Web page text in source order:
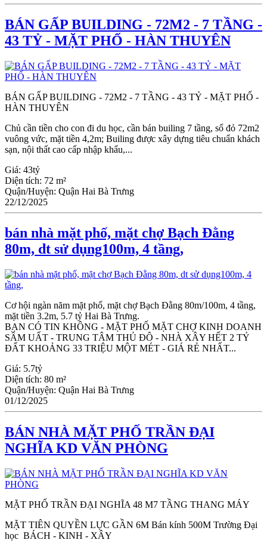
BÁN GẤP BUILDING - 72M2 - 7 TẦNG -
43 TỶ - MẶT PHỐ - HÀN THUYÊN
BÁN GẤP BUILDING - 72M2 - 7 TẦNG - 43 TỶ - MẶT PHỐ -
HÀN THUYÊN
Chủ cần tiền cho con đi du học, cần bán builing 7 tầng, sổ đỏ 72m2
vuông vức, mặt tiền 4,2m; Builing được xây dựng tiêu chuẩn khách
sạn, nội thất cao cấp nhập khẩu,...
Giá: 43tỷ
Diện tích: 72 m²
Quận/Huyện: Quận Hai Bà Trưng
22/12/2025
bán nhà mặt phố, mặt chợ Bạch Đằng
80m, dt sử dụng100m, 4 tầng,
Cơ hội ngàn năm mặt phố, mặt chợ Bạch Đằng 80m/100m, 4 tầng,
mặt tiền 3.2m, 5.7 tỷ Hai Bà Trưng.
BẠN CÓ TIN KHÔNG - MẶT PHỐ MẶT CHỢ KINH DOANH
SẦM UẤT - TRUNG TÂM THỦ ĐÔ - NHÀ XÂY HẾT 2 TỶ
ĐẤT KHOẢNG 33 TRIỆU MỘT MÉT - GIÁ RẺ NHẤT...
Giá: 5.7tỷ
Diện tích: 80 m²
Quận/Huyện: Quận Hai Bà Trưng
01/12/2025
BÁN NHÀ MẶT PHỐ TRẦN ĐẠI
NGHĨA KD VĂN PHÒNG
MẶT PHỐ TRẦN ĐẠI NGHĨA 48 M7 TẦNG THANG MÁY
MẶT TIÊN QUYỀN LỰC GẦN 6M Bán kính 500M Trường Đại
học BÁCH - KINH - XÂY